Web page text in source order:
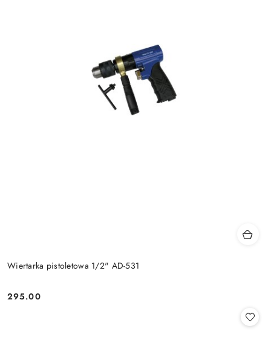
Wiertarka pistoletowa 1/2" AD-531
Cena:
295.00